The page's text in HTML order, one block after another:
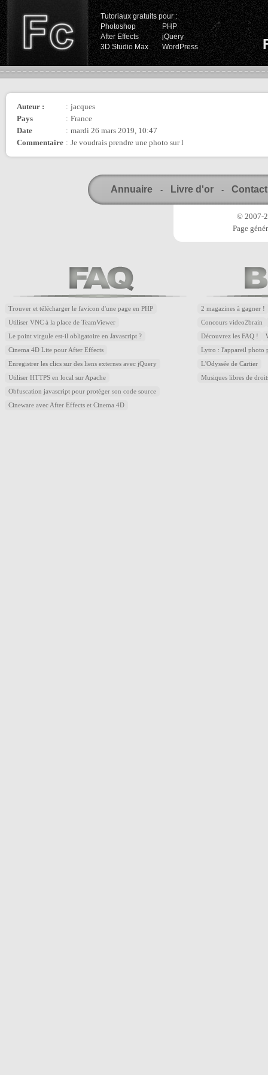
Tutoriaux gratuits pour :
Photoshop
PHP
After Effects
jQuery
3D Studio Max
WordPress
Auteur : : jacques
Pays
: France
Date
: mardi 26 mars 2019, 10:47
Commentaire : Je voudrais prendre une photo sur l
Annuaire - Livre d'or - Contact
© 2007-
Page
Trouver et télécharger le favicon d'une page en PHP
Utiliser VNC à la place de TeamViewer
Le point virgule est-il obligatoire en Javascript ?
Cinema 4D Lite pour After Effects
Enregistrer les clics sur des liens externes avec jQuery
Utiliser HTTPS en local sur Apache
Obfuscation javascript pour protéger son code source
Cineware avec After Effects et Cinema 4D
2 magazines à gagner !
Concours video2brain
Découvrez les FAQ !
Lytro : l'appareil photo
L'Odyssée de Cartier
Musiques libres de